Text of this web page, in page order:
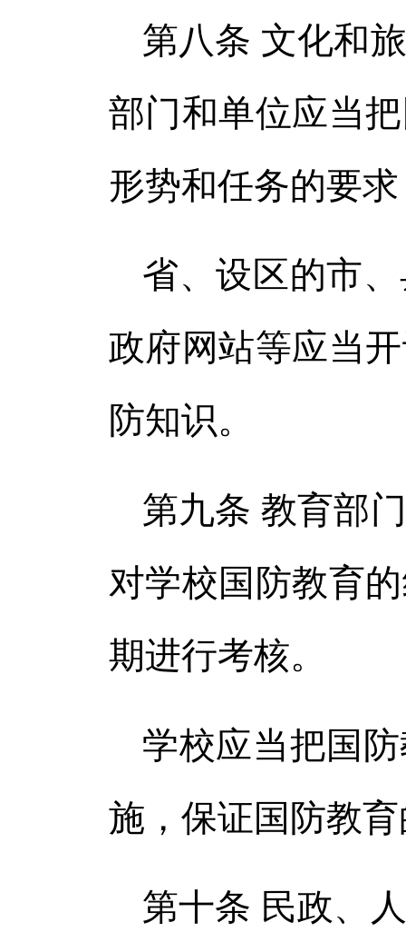
第八条 文化和
部门和单位应当
形势和任务的要
省、设区的市
政府网站等应当
防知识。
第九条 教育部
对学校国防教育
期进行考核。
学校应当把国
施，保证国防教
第十条 民政、